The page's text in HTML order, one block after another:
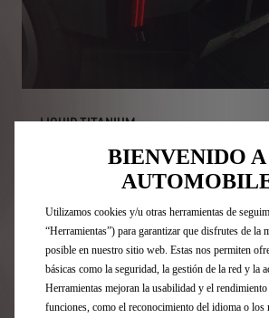
LIQUID TITANIUM
Una pintura lacada con reflejos
sutil contraste con la parte delantera
resalta la fluidez de su diseño.
BIENVENIDO A
Utilizamos cookies y/u otras herramientas de
“Herramientas”) para garantizar que disfrutes de la
posible en nuestro sitio web. Estas nos permiten
básicas como la seguridad, la gestión de la red y la
Herramientas mejoran la usabilidad y el
funciones, como el reconocimiento del idioma o los